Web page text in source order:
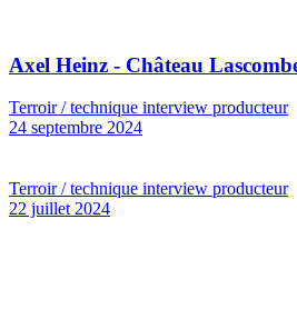
Axel Heinz - Château
Terroir / technique interview producteur
24 septembre 2024
Terroir / technique interview producteur
22 juillet 2024